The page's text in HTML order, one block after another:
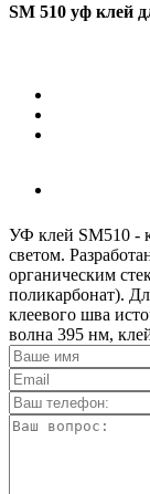
SM 510 уф клей
УФ клей SM510 -
светом.
органическим
поликарбонат).
клеевого шва
волна 395 нм,